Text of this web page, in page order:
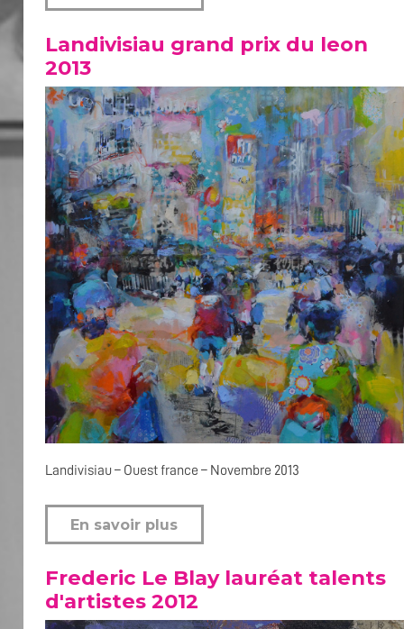
Landivisiau grand prix du leon
2013
Landivisiau – Ouest france – Novembre 2013
En savoir plus
Frederic Le Blay lauréat talents
d'artistes 2012